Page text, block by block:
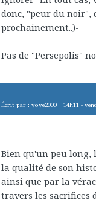
donc, "peur du noir",
prochainement..)-
Pas de "Persepolis"
Écrit par : yoye2000 14h11 -
Bien qu'un peu long,
la qualité de son
ainsi que par la
travers les sacrifices